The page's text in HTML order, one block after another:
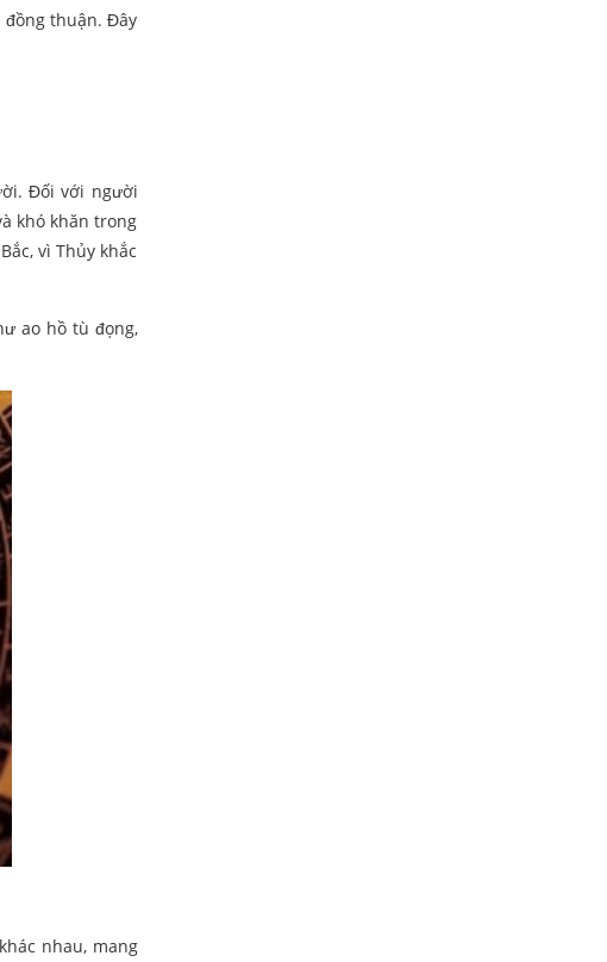
đồng thuận. Đây
Đối với người
khó khăn trong
vì Thủy khắc
ao hồ tù đọng,
nhau, mang